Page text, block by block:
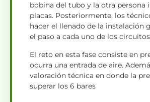
bobina del tubo y la otra persona
placas. Posteriormente, los
hacer el llenado de la instalación
el paso a cada uno de los
El reto en esta fase consiste en
ocurra una entrada de aire.
valoración técnica en donde la
superar los 6 bares